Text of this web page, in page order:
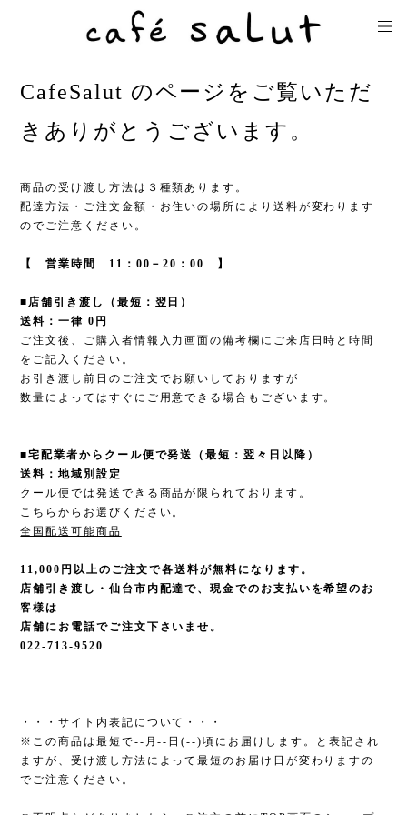
CafeSalut のページをご覧いただ
きありがとうございます。
商品の受け渡し方法は３種類あります。
配達方法・ご注文金額・お住いの場所により送料が変わります
のでご注意ください。
【 営業時間 11：00－20：00 】
■店舗引き渡し（最短：翌日）
送料：一律 0円
ご注文後、ご購入者情報入力画面の備考欄にご来店日時と時間
をご記入ください。
お引き渡し前日のご注文でお願いしておりますが
数量によってはすぐにご用意できる場合もございます。
■宅配業者からクール便で発送（最短：翌々日以降）
送料：地域別設定
クール便では発送できる商品が限られております。
こちらからお選びください。
全国配送可能商品
11,000円以上のご注文で各送料が無料になります。
店舗引き渡し・仙台市内配達で、現金でのお支払いを希望のお
客様は
店舗にお電話でご注文下さいませ。
022-713-9520
・・・サイト内表記について・・・
※この商品は最短で--月--日(--)頃にお届けします。と表記され
ますが、受け渡し方法によって最短のお届け日が変わりますの
でご注意ください。